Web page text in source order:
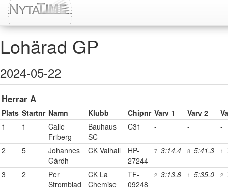
Lohärad GP
2024-05-22
Herrar A
Plats Startnr Namn Klubb Chipnr Varv 1 Varv 2
1
1
Calle
Friberg
Bauhaus
SC
C31 - - -
2 5
Johannes
Gårdh
CK Valhall
HP-
27244
7, 3:14.4 8, 5:41.3 1,
3 2
Per
Stromblad
CK La
Chemise
TF-
09248
2, 3:13.8 1, 5:35.0 2,